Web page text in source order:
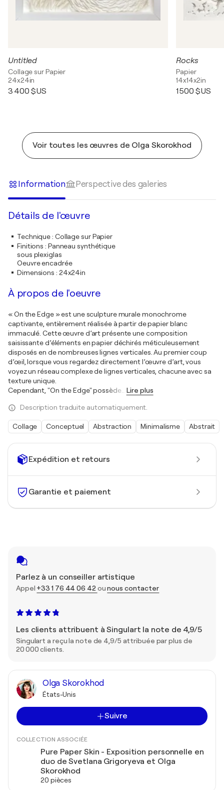
Expédition et retours
Garantie et paiement
Parlez à un conseiller artistique
Appel +33 1 76 44 06 42 ounous contacter
Les clients attribuent à Singulart la note de 4,9/5
Singulart a reçu la note de 4,9/5 attribuée par plus de
20 000 clients.
Olga Skorokhod
États-Unis
Suivre
COLLECTION ASSOCIÉE
Pure Paper Skin - Exposition personnelle en
duo de Svetlana Grigoryeva et Olga
Skorokhod
20 pièces
Untitled
Collage sur Papier
24x24in
3 400 $US
Rocks
Papier
14x14x2in
1 500 $US
Voir toutes les œuvres de Olga Skorokhod
Information Perspective des galeries
Détails de l'œuvre
Technique: Collage sur Papier
Finitions : Panneau synthétique
sous plexiglas
Oeuvre encadrée
Dimensions : 24x24in
À propos de l'oeuvre
« On the Edge » est une sculpture murale monochrome
captivante, entièrement réalisée à partir de papier blanc
immaculé. Cette œuvre d’art présente une composition
saisissante d’éléments en papier déchirés méticuleusement
disposés en de nombreuses lignes verticales. Au premier coup
d’œil, lorsque vous regardez directement l’œuvre d’art, vous
voyez un réseau complexe de lignes verticales, chacune avec sa
texture unique.
Cependant, "On the Edge" possède
Lire plus
Description traduite automatiquement.
Collage Conceptuel Abstraction Minimalisme Abstrait